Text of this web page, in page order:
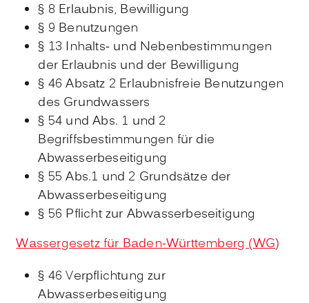
§ 8 Erlaubnis, Bewilligung
§ 9 Benutzungen
§ 13 Inhalts- und Nebenbestimmungen
der Erlaubnis und der Bewilligung
§ 46 Absatz 2 Erlaubnisfreie Benutzungen
des Grundwassers
§ 54 und Abs. 1 und 2
Begriffsbestimmungen für die
Abwasserbeseitigung
§ 55 Abs.1 und 2 Grundsätze der
Abwasserbeseitigung
§ 56 Pflicht zur Abwasserbeseitigung
Wassergesetz für Baden-Württemberg (WG)
§ 46 Verpflichtung zur
Abwasserbeseitigung